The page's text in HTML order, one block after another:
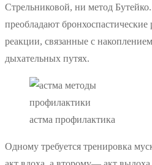
Стрельниковой, ни метод
преобладают
реакции, связанные с
дыхательных путях.
астма профилактика
Одному требуется тренировка